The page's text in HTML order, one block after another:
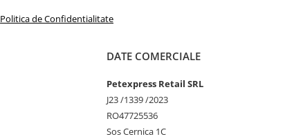
Politica de Confidentialitate
DATE COMERCIALE
Petexpress Retail SRL
J23 /1339 /2023
RO47725536
Sos Cernica 1C